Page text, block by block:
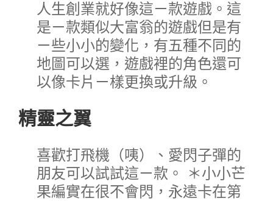
人生創業就好像這ㄧ款遊戲。這
是ㄧ款類似大富翁的遊戲但是有
ㄧ些小小的變化，有五種不同的
地圖可以選，遊戲裡的角色還可
以像卡片ㄧ樣更換或升級。
精靈之翼
喜歡打飛機（咦）、愛閃子彈的
朋友可以試試這ㄧ款。 ＊小小芒
果編實在很不會閃，永遠卡在第